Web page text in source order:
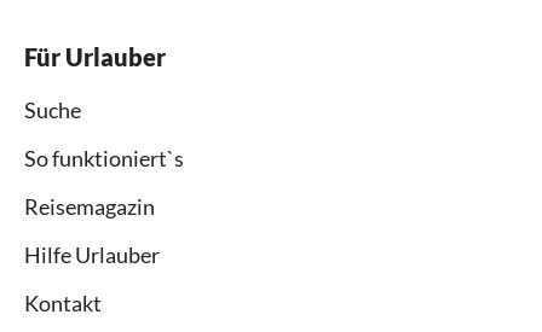
Für Urlauber
Suche
So funktioniert`s
Reisemagazin
Hilfe Urlauber
Kontakt